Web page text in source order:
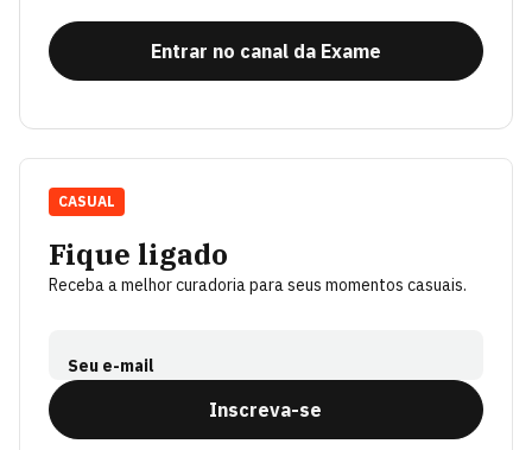
Entrar no canal da Exame
Fique ligado
Receba a melhor curadoria para seus momentos casuais.
Seu e-mail
Inscreva-se
CASUAL